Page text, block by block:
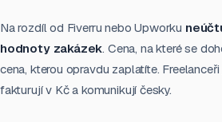
Na rozdíl od Fiverru nebo Upworku
hodnoty zakázek. Cena, na které se
cena, kterou opravdu zaplatíte.
fakturují v Kč a komunikují česky.